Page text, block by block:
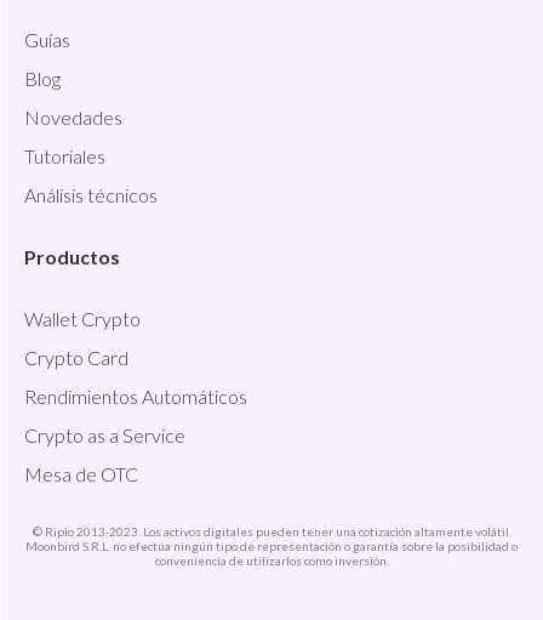
Guías
Blog
Novedades
Tutoriales
Análisis técnicos
Productos
Wallet Crypto
Crypto Card
Rendimientos Automáticos
Crypto as a Service
Mesa de OTC
© Ripio 2013-2023. Los activos digitales pueden tener una cotización altamente volátil.
Moonbird S.R.L. no efectúa ningún tipo de representación o garantía sobre la posibilidad o
conveniencia de utilizarlos como inversión.